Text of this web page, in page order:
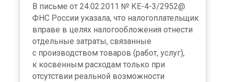
В письме от 24.02.2011 № КЕ-4-3/2952@
ФНС России указала, что налогоплательщик
вправе в целях налогообложения отнести
отдельные затраты, связанные
с производством товаров (работ, услуг),
к косвенным расходам только при
отсутствии реальной возможности